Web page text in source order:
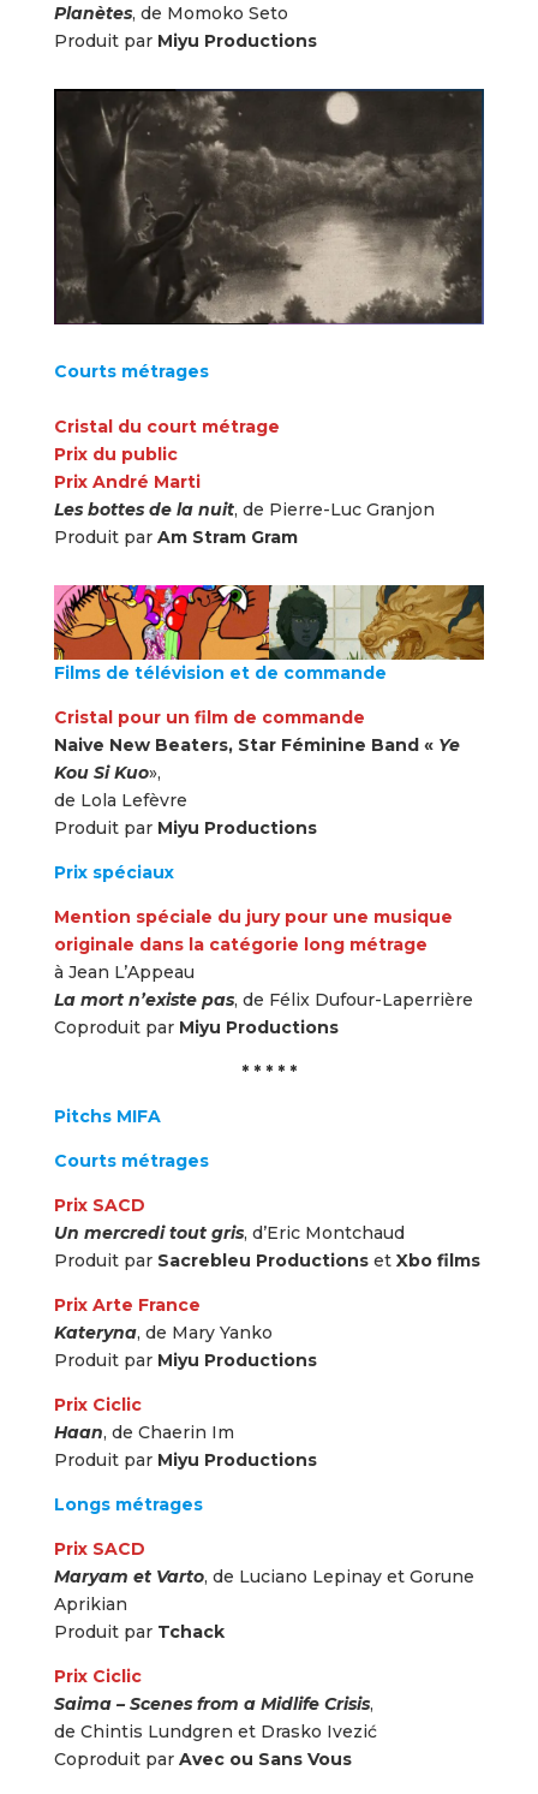
Planètes, de Momoko Seto
Produit par Miyu Productions
Courts métrages
Cristal du court métrage
Prix du public
Prix André Marti
Les bottes de la nuit, de Pierre-Luc Granjon
Produit par Am Stram Gram
Films de télévision et de commande
Cristal pour un film de commande
Naive New Beaters, Star Féminine Band « Ye
Kou Si Kuo»,
de Lola Lefèvre
Produit par Miyu Productions
Prix spéciaux
Mention spéciale du jury pour une musique
originale dans la catégorie long métrage
à Jean L’Appeau
La mort n’existe pas, de Félix Dufour-Laperrière
Coproduit par Miyu Productions
* * * * *
Pitchs MIFA
Courts métrages
Prix SACD
Un mercredi tout gris, d’Eric Montchaud
Produit par Sacrebleu Productionset Xbo films
Prix Arte France
Kateryna, de Mary Yanko
Produit par Miyu Productions
Prix Ciclic
Haan, de Chaerin Im
Produit par Miyu Productions
Longs métrages
Prix SACD
Maryam et Varto, de Luciano Lepinay et Gorune
Aprikian
Produit par Tchack
Prix Ciclic
Saima – Scenes from a Midlife Crisis,
de Chintis Lundgren et Drasko Ivezić
Coproduit par Avec ou Sans Vous